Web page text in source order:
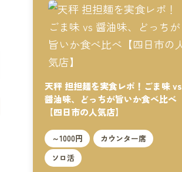
天秤 担担麺を実食レポ！ごま味 vs
醤油味、どっちが旨いか食べ比べ
【四日市の人気店】
～1000円
カウンター席
ソロ活